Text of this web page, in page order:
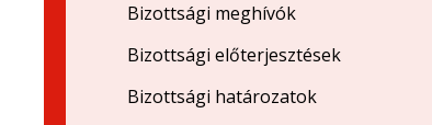
Bizottsági meghívók
Bizottsági előterjesztések
Bizottsági határozatok